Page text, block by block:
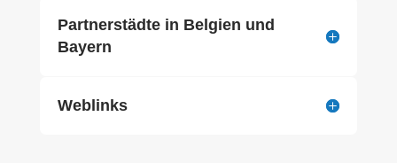
Partnerstädte in Belgien und
Bayern
Weblinks